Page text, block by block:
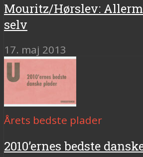
Mouritz/Hørslev:
selv
17. maj 2013
Årets bedste plader
2010’ernes bedste